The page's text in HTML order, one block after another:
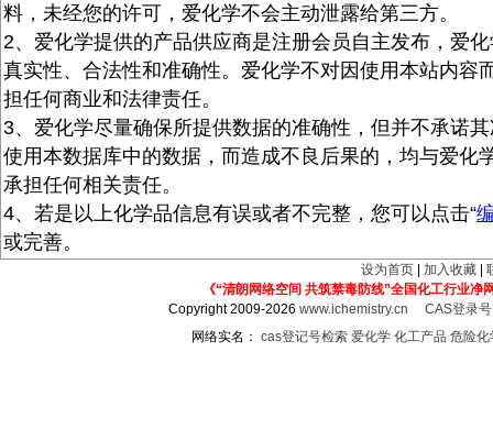
料，未经您的许可，爱化学不会主动泄露给第三方。
2、爱化学提供的产品供应商是注册会员自主发布，爱
真实性、合法性和准确性。爱化学不对因使用本站内容
担任何商业和法律责任。
3、爱化学尽量确保所提供数据的准确性，但并不承诺
使用本数据库中的数据，而造成不良后果的，均与爱化
承担任何相关责任。
4、若是以上化学品信息有误或者不完整，您可以点击“
或完善。
设为首页 加入收藏
《“清朗网络空间 共筑禁毒防线”全国化工行业净
Copyright 2009-2026www.ichemistry.cn
CAS登录
网络实名： cas登记号检索 爱化学 化工产品 危险化